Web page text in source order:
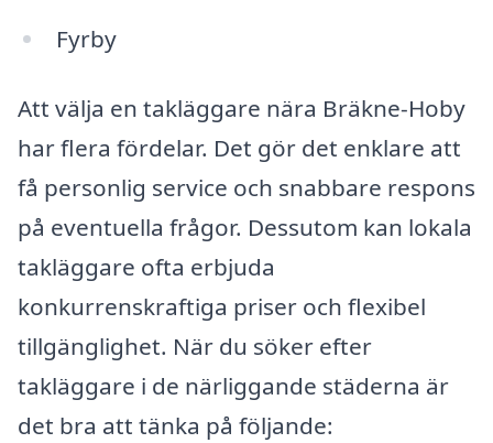
Fyrby
Att välja en takläggare nära Bräkne-Hoby
har flera fördelar. Det gör det enklare att
få personlig service och snabbare respons
på eventuella frågor. Dessutom kan lokala
takläggare ofta erbjuda
konkurrenskraftiga priser och flexibel
tillgänglighet. När du söker efter
takläggare i de närliggande städerna är
det bra att tänka på följande: